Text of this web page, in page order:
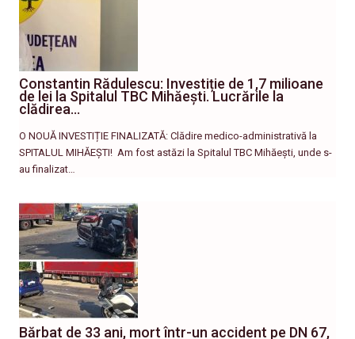
Constantin Rădulescu: Investiție de 1,7 milioane
de lei la Spitalul TBC Mihăești. Lucrările la
clădirea…
O NOUĂ INVESTIȚIE FINALIZATĂ: Clădire medico-administrativă la
SPITALUL MIHĂEȘTI! ​ Am fost astăzi la Spitalul TBC Mihăești, unde s-
au finalizat…
Bărbat de 33 ani, mort într-un accident pe DN 67,